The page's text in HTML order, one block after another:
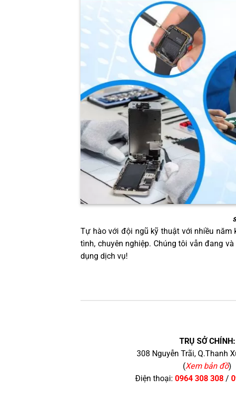
Tự hào với đội ngũ kỹ thuật với nhiều năm
tình, chuyên nghiệp. Chúng tôi vẫn đang
dụng dịch vụ!
TRỤ SỞ CHÍNH:
308 Nguyễn Trãi, Q.Thanh
(Xem bản đồ)
Điện thoại: 0964 308 308/